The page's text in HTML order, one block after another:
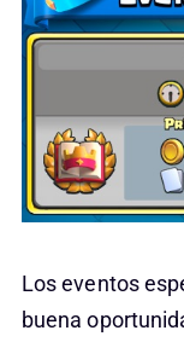
Los eventos
buena